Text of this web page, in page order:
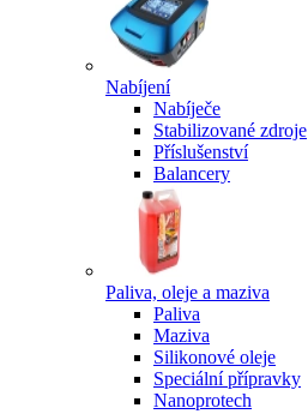
Nabíjení
Nabíječe
Stabilizované zdroje
Příslušenství
Balancery
Paliva, oleje a maziva
Paliva
Maziva
Silikonové oleje
Speciální přípravky
Nanoprotech